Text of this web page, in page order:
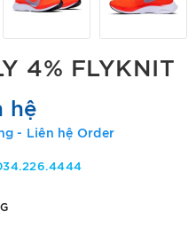
4% FLYKNIT
hệ
- Liên hệ Order